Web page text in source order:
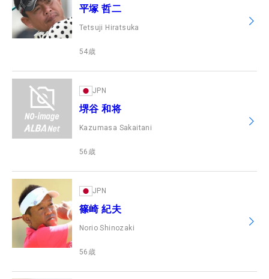
平塚 哲二
Tetsuji Hiratsuka
54歳
JPN
堺谷 和将
Kazumasa Sakaitani
56 歳
JPN
篠崎 紀夫
Norio Shinozaki
56 歳